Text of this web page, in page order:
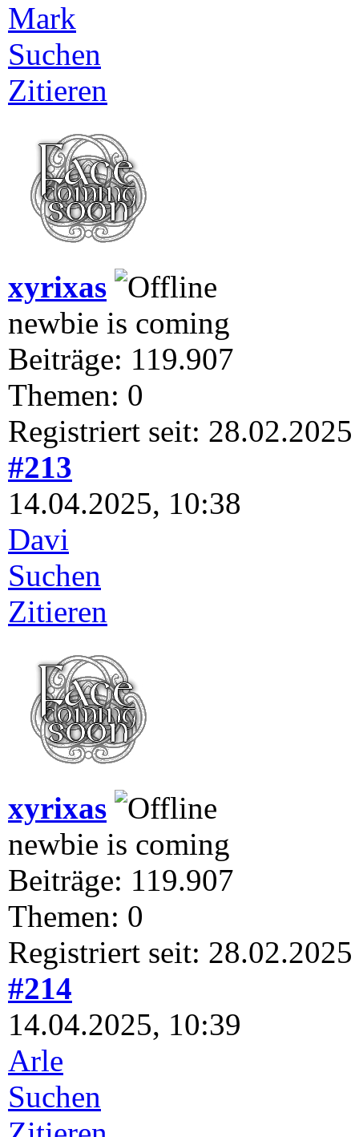
Mark
Suchen
Zitieren
xyrixas
newbie is coming
Beiträge: 119.907
Themen: 0
Registriert seit: 28.02.2025
#213
14.04.2025, 10:38
Davi
Suchen
Zitieren
xyrixas
newbie is coming
Beiträge: 119.907
Themen: 0
Registriert seit: 28.02.2025
#214
14.04.2025, 10:39
Arle
Suchen